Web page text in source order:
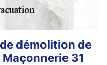
démolition de
31